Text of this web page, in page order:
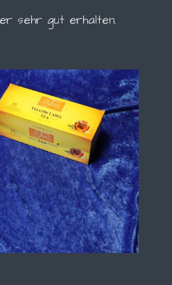
sehr gut erhalten.